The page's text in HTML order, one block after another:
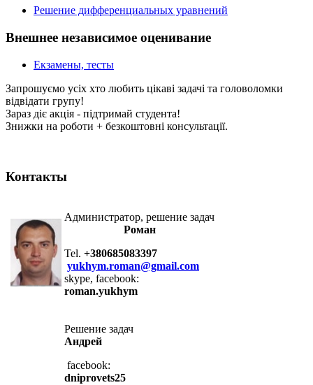
Решение дифференциальных уравнений
Внешнее независимое оценивание
Екзамены, тесты
Запрошуємо усіх хто любить цікаві задачі та головоломки
відвідати групу!
Зараз діє акція - підтримай студента!
Знижки на роботи + безкоштовні консультації.
Контакты
Администратор, решение задач
Роман
Tel. +380685083397
yukhym.roman@gmail.com
skype, facebook:
roman.yukhym
Решение задач
Андрей
facebook:
dniprovets25